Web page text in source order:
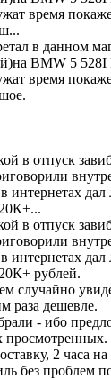
время
в данном
BMW 5 528I
время
в отпуск
дал
в отпуск
дал
рублей.
случайно
раза дешевле.
- ибо
просмотренных.
2 часа на
без проблем